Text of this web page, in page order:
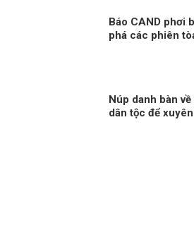
Báo CAND phơi
phá các phiên
Núp danh bàn
dân tộc để